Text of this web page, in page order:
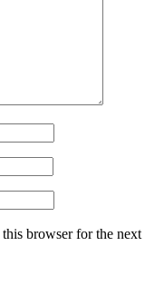
browser for the next